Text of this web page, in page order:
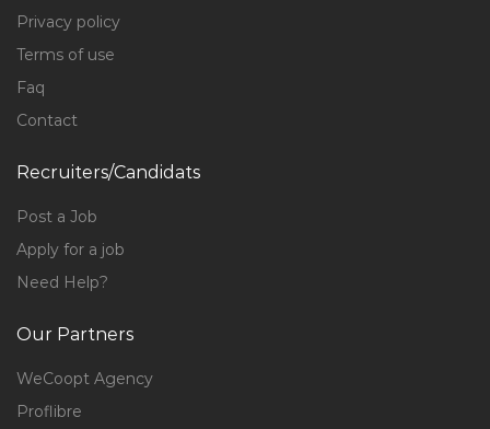
Privacy policy
Terms of use
Faq
Contact
Recruiters/Candidats
Post a Job
Apply for a job
Need Help?
Our Partners
WeCoopt Agency
Proflibre